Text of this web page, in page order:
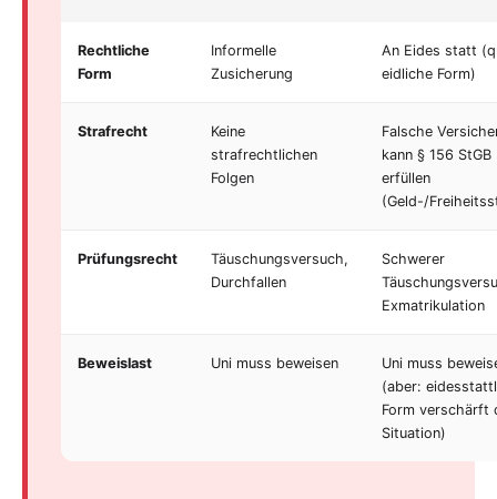
Rechtliche
Form
Informelle
Zusicherung
An Eides statt
eidliche Form)
Strafrecht
Keine
strafrechtlichen
Folgen
Falsche
kann § 156 StGB
erfüllen
(Geld-/
Prüfungsrecht
Täuschungsversuch,
Durchfallen
Schwerer
Exmatrikulation
Beweislast Uni muss beweisen
Uni muss
(aber:
Form verschärft
Situation)